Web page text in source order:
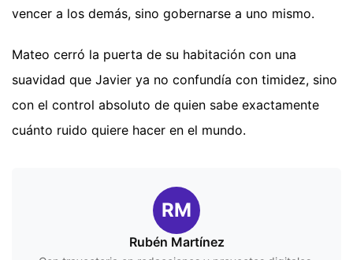
vencer a los demás, sino gobernarse a uno mismo.
Mateo cerró la puerta de su habitación con una
suavidad que Javier ya no confundía con timidez, sino
con el control absoluto de quien sabe exactamente
cuánto ruido quiere hacer en el mundo.
RM
Rubén Martínez